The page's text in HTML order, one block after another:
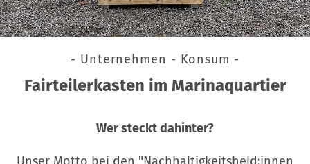
- Unternehmen - Konsum -
Fairteilerkasten im Marinaquartier
Wer steckt dahinter?